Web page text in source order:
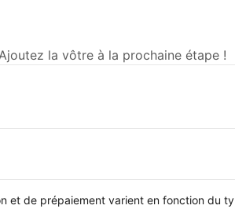
la vôtre à la prochaine étape !
et de prépaiement varient en fonction du